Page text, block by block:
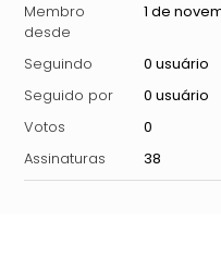
Membro
desde
1 de
Seguindo
0 usuário
Seguido por
0 usuário
Votos
0
Assinaturas
38